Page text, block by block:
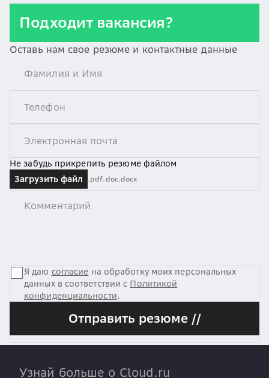
Подходит вакансия?
Оставь нам свое резюме и контактные данные
Не забудь прикрепить резюме файлом
Загрузить файл
.pdf.doc.docx
Я даю согласие на обработку моих персональных
данных в соответствии с Политикой
конфиденциальности.
Отправить резюме //
Узнай больше о Cloud.ru